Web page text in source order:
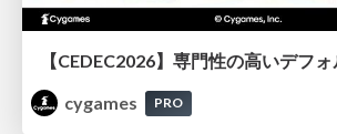
cygames
PRO